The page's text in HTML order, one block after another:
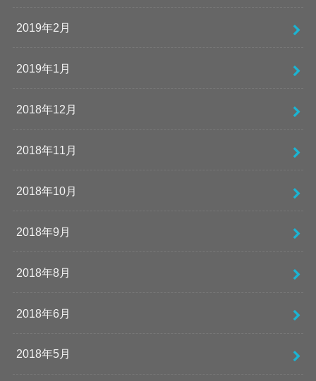
2019年2月
2019年1月
2018年12月
2018年11月
2018年10月
2018年9月
2018年8月
2018年6月
2018年5月